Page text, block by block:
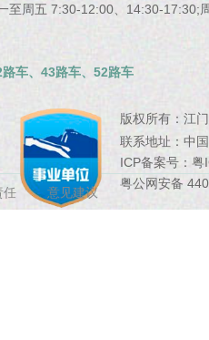
至周五 7:30-12:00、14:30-17:30;
车、43路车、52路车
版权所有： 江
联系地址： 中
ICP备案号： 粤
粤公网安备
任 意见建议